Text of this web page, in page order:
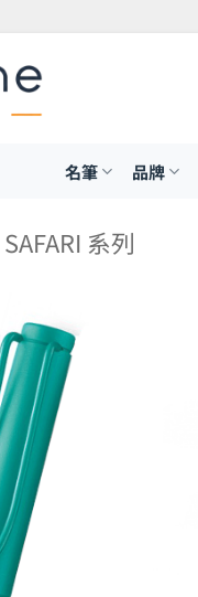
名筆 品牌
SAFARI 系列